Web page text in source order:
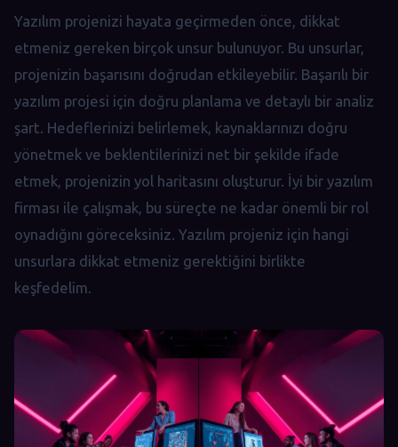
Yazılım projenizi hayata geçirmeden önce, dikkat
etmeniz gereken birçok unsur bulunuyor. Bu unsurlar,
projenizin başarısını doğrudan etkileyebilir. Başarılı bir
yazılım projesi için doğru planlama ve detaylı bir analiz
şart. Hedeflerinizi belirlemek, kaynaklarınızı doğru
yönetmek ve beklentilerinizi net bir şekilde ifade
etmek, projenizin yol haritasını oluşturur. İyi bir yazılım
firması ile çalışmak, bu süreçte ne kadar önemli bir rol
oynadığını göreceksiniz. Yazılım projeniz için hangi
unsurlara dikkat etmeniz gerektiğini birlikte
keşfedelim.